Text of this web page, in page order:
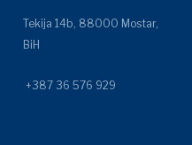
Tekija 14b, 88000 Mostar,
BiH
+387 36 576 929